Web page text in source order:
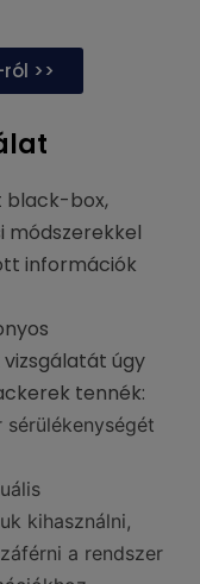
>>
black-box,
módszerekkel
információk
úgy
tennék:
kihasználni,
a rendszer